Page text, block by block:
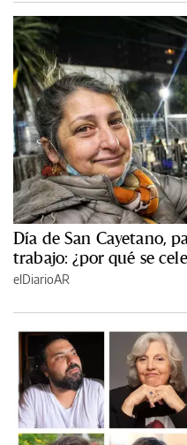
Día de San Cayetano,
trabajo: ¿por qué se
elDiarioAR